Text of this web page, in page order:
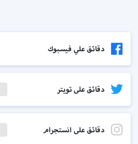
دقائق علي فيسبوك
دقائق على تويتر
دقائق على انستجرام